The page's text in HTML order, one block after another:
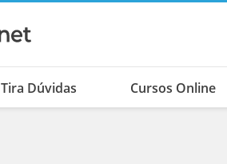
Tira Dúvidas Cursos Online